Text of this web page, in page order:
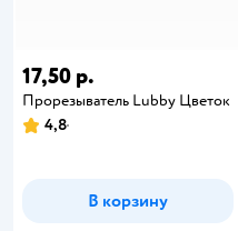
17,50 р.
Прорезыватель Lubby Цветок
4,8
В корзину